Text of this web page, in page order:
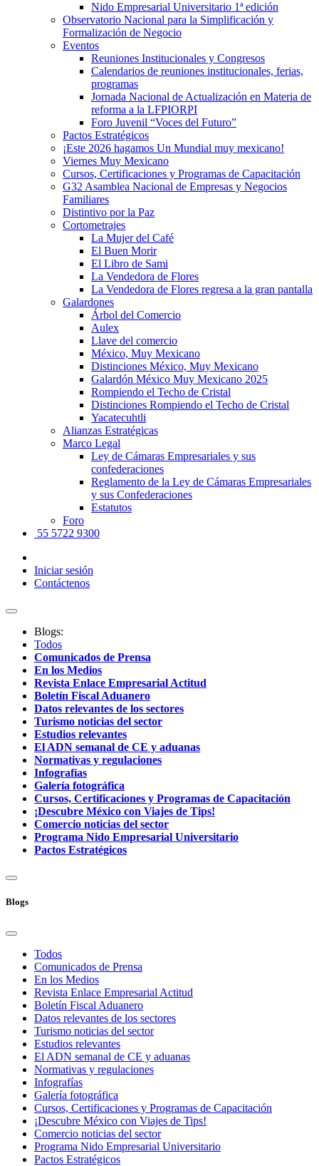
Nido Empresarial Universitario 1ª edición
Observatorio Nacional para la Simplificación y
Formalización de Negocio
Eventos
Reuniones Institucionales y Congresos
Calendarios de reuniones institucionales, ferias,
programas
Jornada Nacional de Actualización en Materia de
reforma a la LFPIORPI
Foro Juvenil “Voces del Futuro”
Pactos Estratégicos
¡Este 2026 hagamos Un Mundial muy mexicano!
Viernes Muy Mexicano
Cursos, Certificaciones y Programas de Capacitación
G32 Asamblea Nacional de Empresas y Negocios
Familiares
Distintivo por la Paz
Cortometrajes
La Mujer del Café
El Buen Morir
El Libro de Sami
La Vendedora de Flores
La Vendedora de Flores regresa a la gran pantalla
Galardones
Árbol del Comercio
Aulex
Llave del comercio
México, Muy Mexicano
Distinciones México, Muy Mexicano
Galardón México Muy Mexicano 2025
Rompiendo el Techo de Cristal
Distinciones Rompiendo el Techo de Cristal
Yacatecuhtli
Alianzas Estratégicas
Marco Legal
Ley de Cámaras Empresariales y sus
confederaciones
Reglamento de la Ley de Cámaras Empresariales
y sus Confederaciones
Estatutos
Foro
55 5722 9300
Iniciar sesión
Contáctenos
Blogs:
Todos
Comunicados de Prensa
En los Medios
Revista Enlace Empresarial Actitud
Boletín Fiscal Aduanero
Datos relevantes de los sectores
Turismo noticias del sector
Estudios relevantes
El ADN semanal de CE y aduanas
Normativas y regulaciones
Infografías
Galería fotográfica
Cursos, Certificaciones y Programas de Capacitación
¡Descubre México con Viajes de Tips!
Comercio noticias del sector
Programa Nido Empresarial Universitario
Pactos Estratégicos
Blogs
Todos
Comunicados de Prensa
En los Medios
Revista Enlace Empresarial Actitud
Boletín Fiscal Aduanero
Datos relevantes de los sectores
Turismo noticias del sector
Estudios relevantes
El ADN semanal de CE y aduanas
Normativas y regulaciones
Infografías
Galería fotográfica
Cursos, Certificaciones y Programas de Capacitación
¡Descubre México con Viajes de Tips!
Comercio noticias del sector
Programa Nido Empresarial Universitario
Pactos Estratégicos